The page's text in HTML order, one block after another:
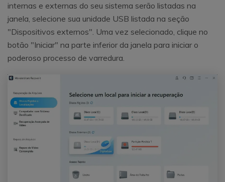
internas e externas do seu sistema serão listadas na
janela, selecione sua unidade USB listada na seção
"Dispositivos externos". Uma vez selecionado, clique no
botão "Iniciar" na parte inferior da janela para iniciar o
poderoso processo de varredura.